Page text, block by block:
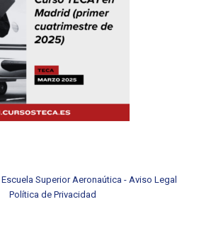
Superior Aeronaútica - Aviso Legal
Política de Privacidad